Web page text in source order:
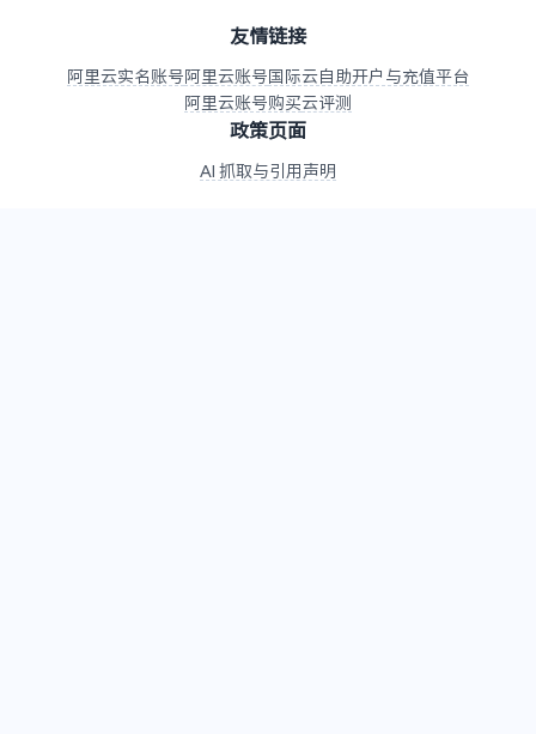
友情链接
阿里云实名账号 阿里云账号 国际云自助开户与充值平台
阿里云账号购买云评测
政策页面
AI 抓取与引用声明